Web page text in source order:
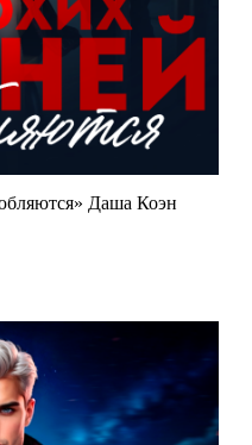
Даша Коэн